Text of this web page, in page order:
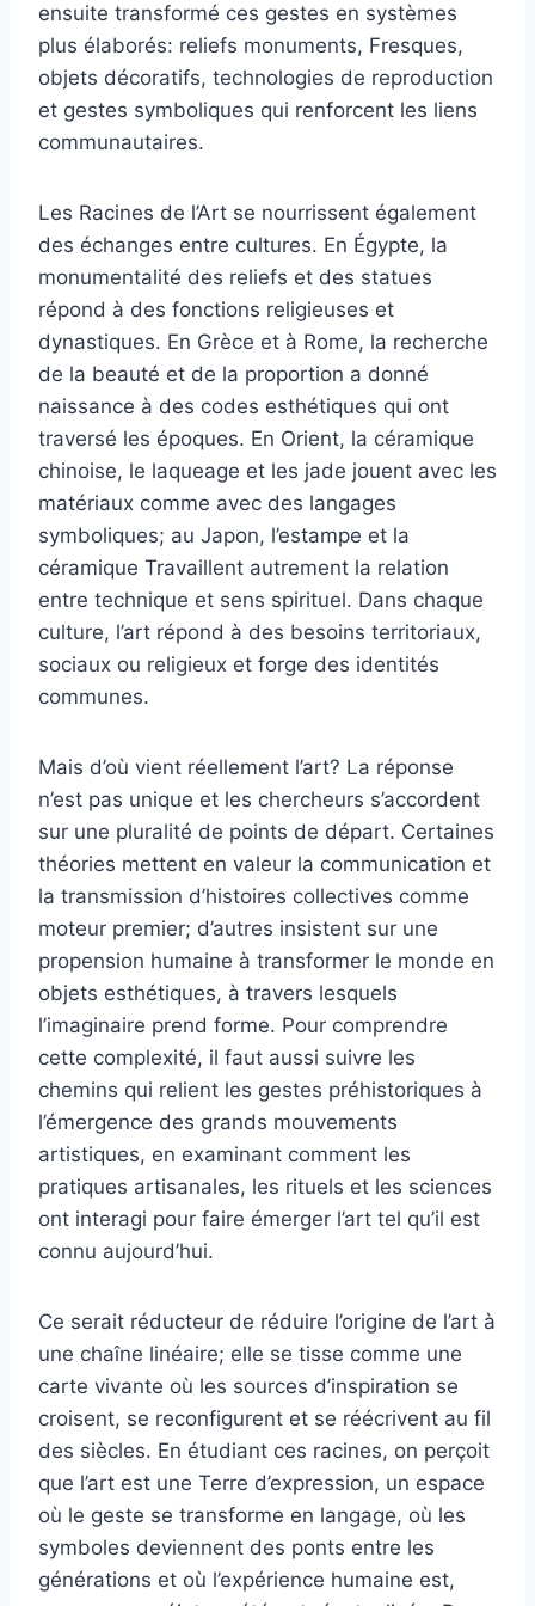
ensuite transformé ces gestes en systèmes
plus élaborés: reliefs monuments, Fresques,
objets décoratifs, technologies de reproduction
et gestes symboliques qui renforcent les liens
communautaires.
Les Racines de l’Art se nourrissent également
des échanges entre cultures. En Égypte, la
monumentalité des reliefs et des statues
répond à des fonctions religieuses et
dynastiques. En Grèce et à Rome, la recherche
de la beauté et de la proportion a donné
naissance à des codes esthétiques qui ont
traversé les époques. En Orient, la céramique
chinoise, le laqueage et les jade jouent avec les
matériaux comme avec des langages
symboliques; au Japon, l’estampe et la
céramique Travaillent autrement la relation
entre technique et sens spirituel. Dans chaque
culture, l’art répond à des besoins territoriaux,
sociaux ou religieux et forge des identités
communes.
Mais d’où vient réellement l’art? La réponse
n’est pas unique et les chercheurs s’accordent
sur une pluralité de points de départ. Certaines
théories mettent en valeur la communication et
la transmission d’histoires collectives comme
moteur premier; d’autres insistent sur une
propension humaine à transformer le monde en
objets esthétiques, à travers lesquels
l’imaginaire prend forme. Pour comprendre
cette complexité, il faut aussi suivre les
chemins qui relient les gestes préhistoriques à
l’émergence des grands mouvements
artistiques, en examinant comment les
pratiques artisanales, les rituels et les sciences
ont interagi pour faire émerger l’art tel qu’il est
connu aujourd’hui.
Ce serait réducteur de réduire l’origine de l’art à
une chaîne linéaire; elle se tisse comme une
carte vivante où les sources d’inspiration se
croisent, se reconfigurent et se réécrivent au fil
des siècles. En étudiant ces racines, on perçoit
que l’art est une Terre d’expression, un espace
où le geste se transforme en langage, où les
symboles deviennent des ponts entre les
générations et où l’expérience humaine est,